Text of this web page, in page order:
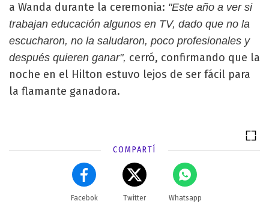
a Wanda durante la ceremonia: "Este año a ver si
trabajan educación algunos en TV, dado que no la
escucharon, no la saludaron, poco profesionales y
después quieren ganar", cerró, confirmando que la
noche en el Hilton estuvo lejos de ser fácil para
la flamante ganadora.
COMPARTÍ
Facebok Twitter Whatsapp